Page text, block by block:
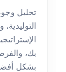
تحليل
بك،
بشكل